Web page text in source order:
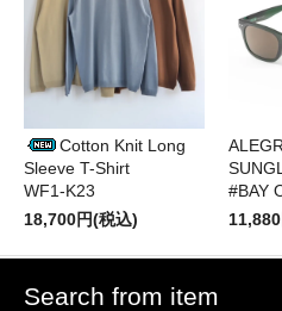
Cotton Knit Long
Sleeve T-Shirt
WF1-K23
18,700円(税込)
#BAY
Search from item